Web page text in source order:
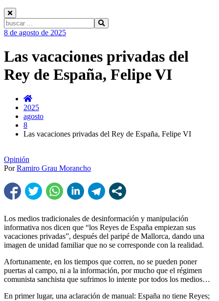
Buscar:
Ir
contenido
8 de agosto de 2025
Las vacaciones privadas del
Rey de España, Felipe VI
2025
agosto
8
Las vacaciones privadas del Rey de España, Felipe VI
Opinión
PorRamiro Grau Morancho
Los medios tradicionales de desinformación y manipulación
informativa nos dicen que “los Reyes de España empiezan sus
vacaciones privadas”, después del paripé de Mallorca, dando una
imagen de unidad familiar que no se corresponde con la realidad.
Afortunamente, en los tiempos que corren, no se pueden poner
puertas al campo, ni a la información, por mucho que el régimen
comunista sanchista que sufrimos lo intente por todos los medios…
En primer lugar, una aclaración de manual: España no tiene Reyes;